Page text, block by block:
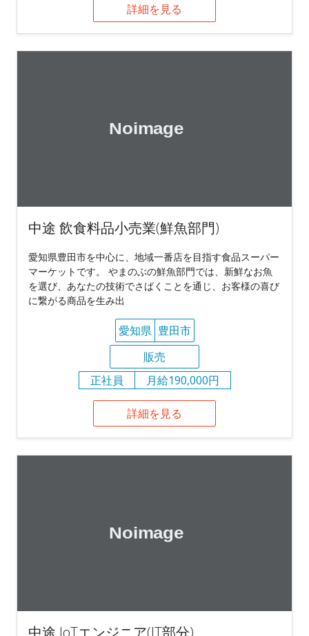
詳細を見る
中途 飲食料品小売業(鮮魚部門)
愛知県豊田市を中心に、地域一番店を目指す食品スーパー
マーケットです。 やまのぶの鮮魚部門では、新鮮なお魚
を選び、あなたの技術でさばくことを通じ、お客様の喜び
に繋がる商品を生み出
愛知県 豊田市
販売
正社員
月給190,000円
詳細を見る
中途 IoTエンジニア(IT部分)